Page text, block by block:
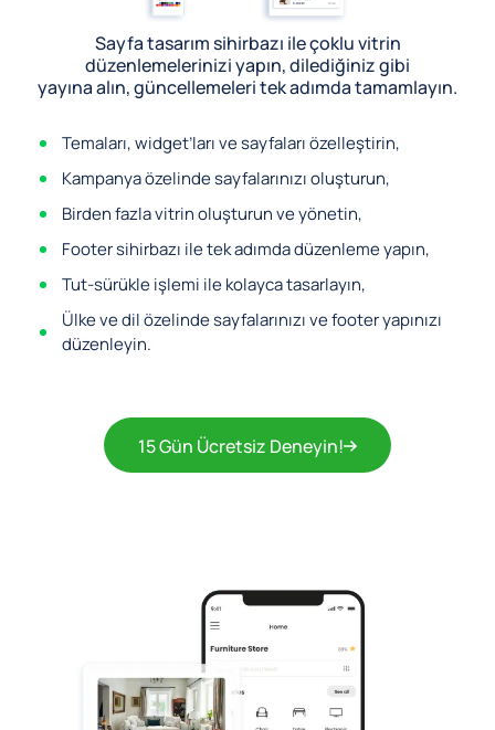
Sayfa tasarım sihirbazı ile çoklu vitrin
düzenlemelerinizi yapın, dilediğiniz gibi
yayına alın, güncellemeleri tek adımda tamamlayın.
Temaları, widget’ları ve sayfaları özelleştirin,
Kampanya özelinde sayfalarınızı oluşturun,
Birden fazla vitrin oluşturun ve yönetin,
Footer sihirbazı ile tek adımda düzenleme yapın,
Tut-sürükle işlemi ile kolayca tasarlayın,
Ülke ve dil özelinde sayfalarınızı ve footer yapınızı
düzenleyin.
15 Gün Ücretsiz Deneyin!